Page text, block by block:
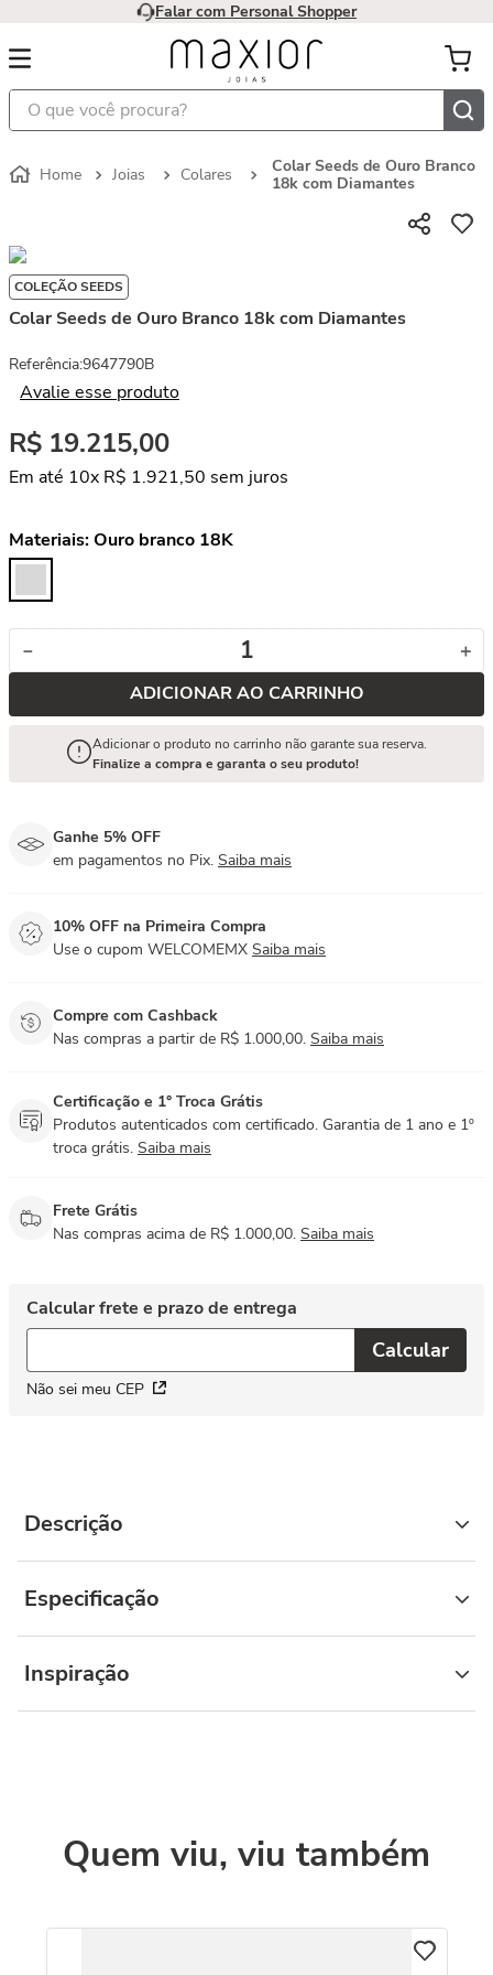
Falar com Personal Shopper
O que você procura?
Joias Colares
Colar Seeds de Ouro Branco
18k com Diamantes
COLEÇÃO SEEDS
Colar Seeds de Ouro Branco 18k com Diamantes
Referência:9647790B
Avalie esse produto
R$ 19.215,00
Em até 10x R$ 1.921,50 sem juros
Materiais:Ouro branco 18K
＋
－
ADICIONAR AO CARRINHO
Adicionar o produto no carrinho não garante sua reserva.
Finalize a compra e garanta o seu produto!
Ganhe 5% OFF
em pagamentos no Pix. Saiba mais
10% OFF na Primeira Compra
Use o cupom WELCOMEMX Saiba mais
Compre com Cashback
Nas compras a partir de R$ 1.000,00. Saiba mais
Certificação e 1° Troca Grátis
Produtos autenticados com certificado. Garantia de 1 ano e 1º
troca grátis. Saiba mais
Frete Grátis
Nas compras acima de R$ 1.000,00. Saiba mais
Não sei meu CEP
Descrição
Especificação
Inspiração
Quem viu, viu também